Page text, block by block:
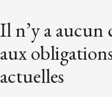
Il n’y a
aux
actuelles